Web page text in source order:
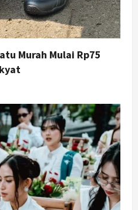
Murah Mulai Rp75